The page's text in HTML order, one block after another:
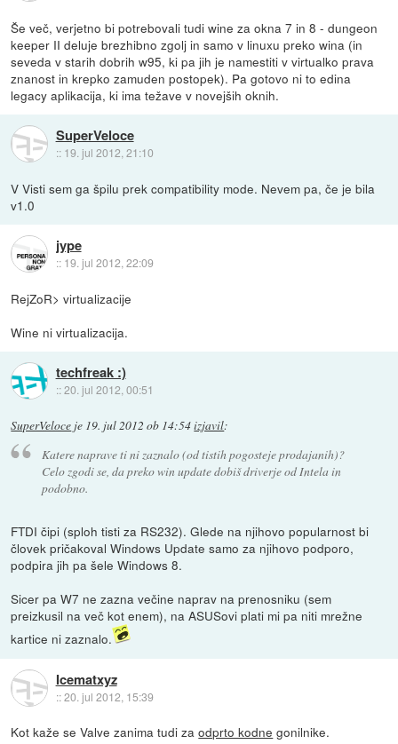
Še več, verjetno bi potrebovali tudi wine za okna 7 in 8 - dungeon
keeper II deluje brezhibno zgolj in samo v linuxu preko wina (in
seveda v starih dobrih w95, ki pa jih je namestiti v virtualko prava
znanost in krepko zamuden postopek). Pa gotovo ni to edina
legacy aplikacija, ki ima težave v novejših oknih.
SuperVeloce
:: 19. jul 2012, 21:10
V Visti sem ga špilu prek compatibility mode. Nevem pa, če je bila
v1.0
jype
:: 19. jul 2012, 22:09
RejZoR> virtualizacije
Wine ni virtualizacija.
techfreak :)
::20. jul 2012, 00:51
SuperVeloce je 19. jul 2012 ob 14:54izjavil:
Katere naprave ti ni zaznalo (od tistih pogosteje prodajanih)?
Celo zgodi se, da preko win update dobiš driverje od Intela in
podobno.
FTDI čipi (sploh tisti za RS232). Glede na njihovo popularnost bi
človek pričakoval Windows Update samo za njihovo podporo,
podpira jih pa šele Windows 8.
Sicer pa W7 ne zazna večine naprav na prenosniku (sem
preizkusil na več kot enem), na ASUSovi plati mi pa niti mrežne
kartice ni zaznalo.
Icematxyz
::20. jul 2012, 15:39
Kot kaže se Valve zanima tudi zaodprto kodne gonilnike.